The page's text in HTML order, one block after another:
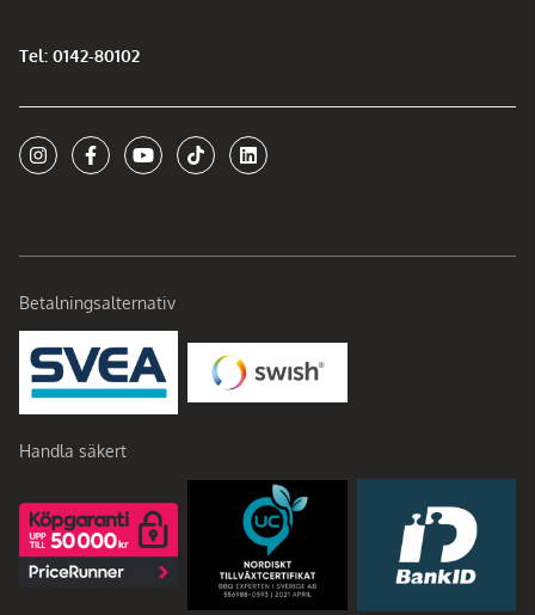
Tel: 0142-80102
Betalningsalternativ
Handla säkert